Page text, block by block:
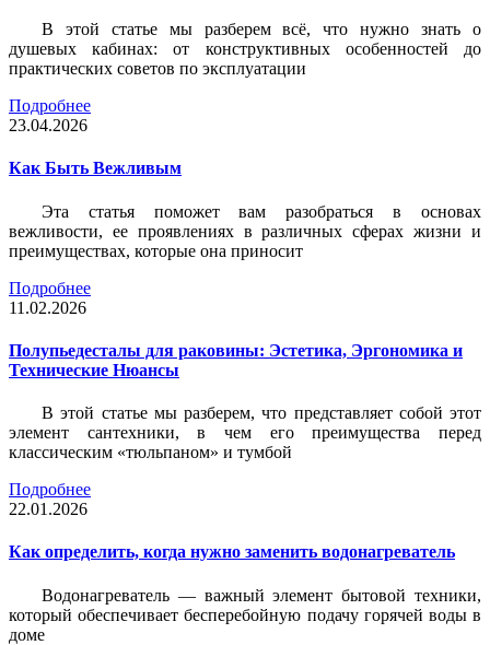
В этой статье мы разберем всё, что нужно знать о
душевых кабинах: от конструктивных особенностей до
практических советов по эксплуатации
Подробнее
23.04.2026
Как Быть Вежливым
Эта статья поможет вам разобраться в основах
вежливости, ее проявлениях в различных сферах жизни и
преимуществах, которые она приносит
Подробнее
11.02.2026
Полупьедесталы для раковины: Эстетика, Эргономика и
Технические Нюансы
В этой статье мы разберем, что представляет собой этот
элемент сантехники, в чем его преимущества перед
классическим «тюльпаном» и тумбой
Подробнее
22.01.2026
Как определить, когда нужно заменить водонагреватель
Водонагреватель — важный элемент бытовой техники,
который обеспечивает бесперебойную подачу горячей воды в
доме